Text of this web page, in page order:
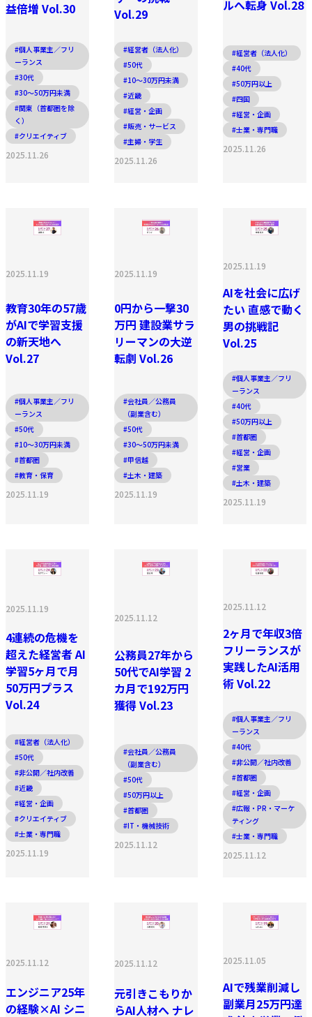
益倍増 Vol.30
#個人事業主／フリ
ーランス
#30代
#30〜50万円未満
#関東（首都圏を除
く）
#クリエイティブ
2025.11.26
Vol.29
#経営者（法人化）
#50代
#10〜30万円未満
#近畿
#経営・企画
#販売・サービス
#主婦・学生
2025.11.26
ルへ転身 Vol.28
#経営者（法人化）
#40代
#50万円以上
#四国
#経営・企画
#士業・専門職
2025.11.26
2025.11.19
教育30年の57歳
がAIで学習支援
の新天地へ
Vol.27
#個人事業主／フリ
ーランス
#50代
#10〜30万円未満
#首都圏
#教育・保育
2025.11.19
2025.11.19
0円から一撃30
万円 建設業サラ
リーマンの大逆
転劇 Vol.26
#会社員／公務員
（副業含む）
#50代
#30〜50万円未満
#甲信越
#土木・建築
2025.11.19
2025.11.19
AIを社会に広げ
たい 直感で動く
男の挑戦記
Vol.25
#個人事業主／フリ
ーランス
#40代
#50万円以上
#首都圏
#経営・企画
#営業
#土木・建築
2025.11.19
2025.11.19
4連続の危機を
超えた経営者 AI
学習5ヶ月で月
50万円プラス
Vol.24
#経営者（法人化）
#50代
#非公開／社内改善
#近畿
#経営・企画
#クリエイティブ
#士業・専門職
2025.11.19
2025.11.12
公務員27年から
50代でAI学習 2
カ月で192万円
獲得 Vol.23
#会社員／公務員
（副業含む）
#50代
#50万円以上
#首都圏
#IT・機械技術
2025.11.12
2025.11.12
2ヶ月で年収3倍
フリーランスが
実践したAI活用
術 Vol.22
#個人事業主／フリ
ーランス
#40代
#非公開／社内改善
#首都圏
#経営・企画
#広報・PR・マーケ
ティング
#士業・専門職
2025.11.12
2025.11.12
エンジニア25年
の経験×AI シニ
2025.11.12
元引きこもりか
らAI人材へ ナレ
2025.11.05
AIで残業削減し
副業月25万円達